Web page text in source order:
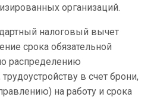
организаций.
налоговый вычет
срока обязательной
распределению
в счет брони,
на работу и срока